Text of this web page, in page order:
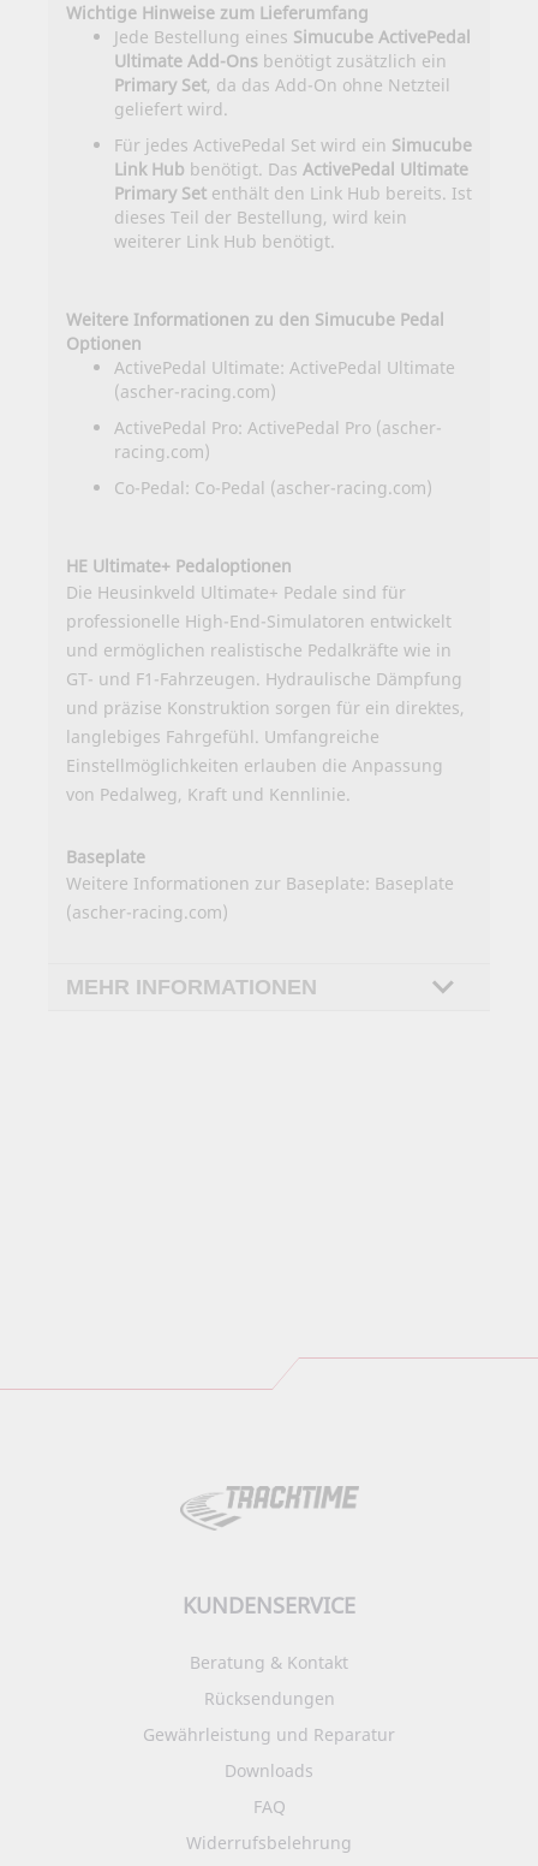
Wichtige Hinweise zum Lieferumfang
Jede Bestellung eines Simucube ActivePedal
Ultimate Add-Ons benötigt zusätzlich ein
Primary Set, da das Add-On ohne Netzteil
geliefert wird.
Für jedes ActivePedal Set wird ein Simucube
Link Hub benötigt. Das ActivePedal Ultimate
Primary Set enthält den Link Hub bereits. Ist
dieses Teil der Bestellung, wird kein
weiterer Link Hub benötigt.
Weitere Informationen zu den Simucube Pedal
Optionen
ActivePedal Ultimate: ActivePedal Ultimate
(ascher-racing.com)
ActivePedal Pro: ActivePedal Pro (ascher-
racing.com)
Co-Pedal: Co-Pedal (ascher-racing.com)
HE Ultimate+ Pedaloptionen
Die Heusinkveld Ultimate+ Pedale sind für
professionelle High-End-Simulatoren entwickelt
und ermöglichen realistische Pedalkräfte wie in
GT- und F1-Fahrzeugen. Hydraulische Dämpfung
und präzise Konstruktion sorgen für ein direktes,
langlebiges Fahrgefühl. Umfangreiche
Einstellmöglichkeiten erlauben die Anpassung
von Pedalweg, Kraft und Kennlinie.
Baseplate
Weitere Informationen zur Baseplate: Baseplate
(ascher-racing.com)
MEHR INFORMATIONEN
KUNDENSERVICE
Beratung & Kontakt
Rücksendungen
Gewährleistung und Reparatur
Downloads
FAQ
Widerrufsbelehrung